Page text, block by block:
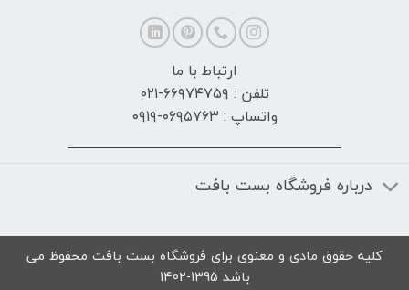
ارتباط با ما
تلفن : ۶۶۹۷۴۷۵۹-۰۲۱
واتساپ : ۰۶۹۵۷۶۳-۰۹۱۹
درباره فروشگاه بست بافت
کلیه حقوق مادی و معنوی برای فروشگاه بست بافت محفوظ می
باشد 1395-1402